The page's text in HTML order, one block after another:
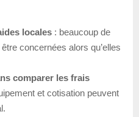
locales : beaucoup de
concernées alors qu’elles
comparer les frais
et cotisation peuvent